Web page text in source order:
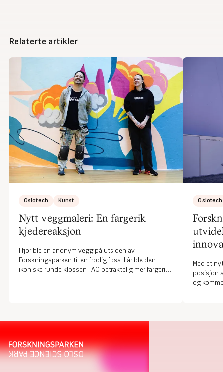
Relaterte artikler
Oslotech Kunst
Nytt veggmaleri: En fargerik
kjedereaksjon
I fjor ble en anonym vegg på utsiden av
Forskningsparken til en frodig foss. I år ble den
ikoniske runde klossen i A0 betraktelig mer fargerik.
Oslotech
Med et
posisjon
og